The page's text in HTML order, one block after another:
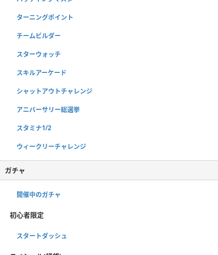
ターニングポイント
チームビルダー
スターウォッチ
スキルアーケード
シャットアウトチャレンジ
アニバーサリー総選挙
スタミナ1/2
ウィークリーチャレンジ
ガチャ
開催中のガチャ
初心者限定
スタートダッシュ